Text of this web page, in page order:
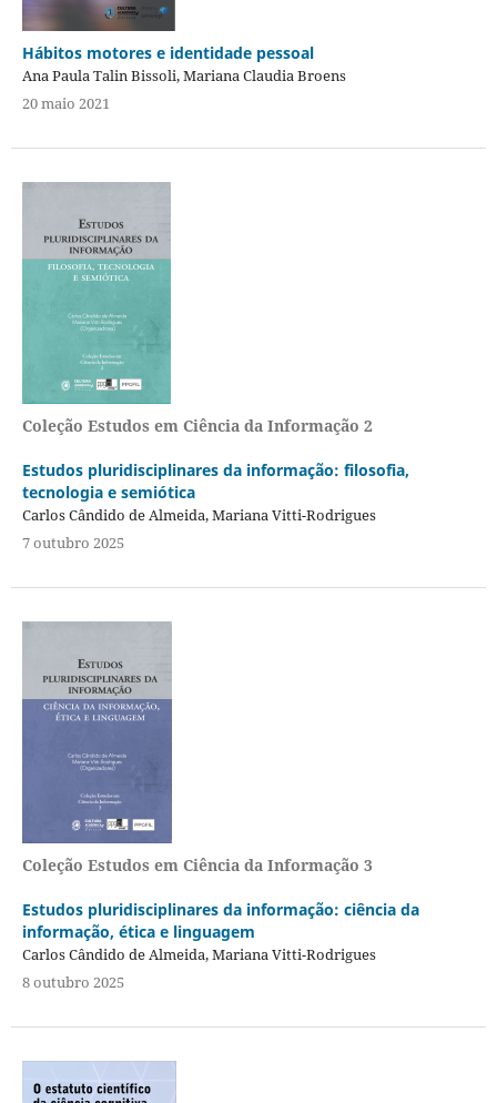
Hábitos motores e identidade pessoal
Ana Paula Talin Bissoli, Mariana Claudia Broens
20 maio 2021
Coleção Estudos em Ciência da Informação 2
Estudos pluridisciplinares da informação: filosofia,
tecnologia e semiótica
Carlos Cândido de Almeida, Mariana Vitti-Rodrigues
7 outubro 2025
Coleção Estudos em Ciência da Informação 3
Estudos pluridisciplinares da informação: ciência da
informação, ética e linguagem
Carlos Cândido de Almeida, Mariana Vitti-Rodrigues
8 outubro 2025